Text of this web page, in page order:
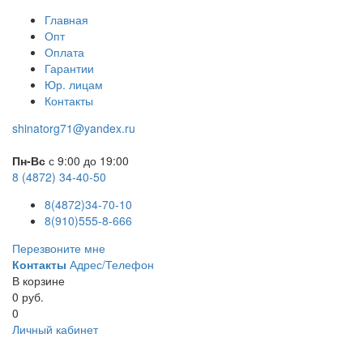
Главная
Опт
Оплата
Гарантии
Юр. лицам
Контакты
shinatorg71@yandex.ru
Пн-Вс с 9:00 до 19:00
8 (4872) 34-40-50
8(4872)34-70-10
8(910)555-8-666
Перезвоните мне
Контакты Адрес/Телефон
В корзине
0 руб.
0
Личный кабинет